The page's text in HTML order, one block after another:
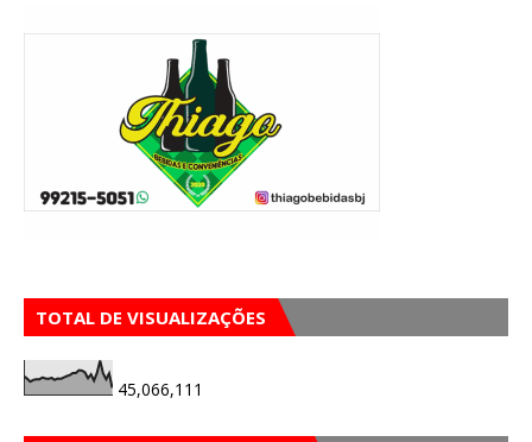
TOTAL DE VISUALIZAÇÕES
45,066,111